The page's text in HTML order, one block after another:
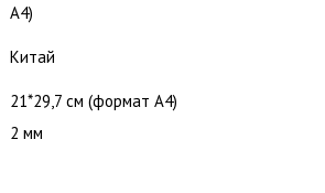
А4)
Китай
21*29,7 см (формат А4)
2 мм